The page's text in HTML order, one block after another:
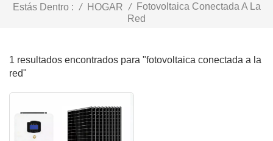
Estás Dentro : / HOGAR /
Fotovoltaica Conectada A La
Red
1 resultados encontrados para "fotovoltaica conectada a la
red"